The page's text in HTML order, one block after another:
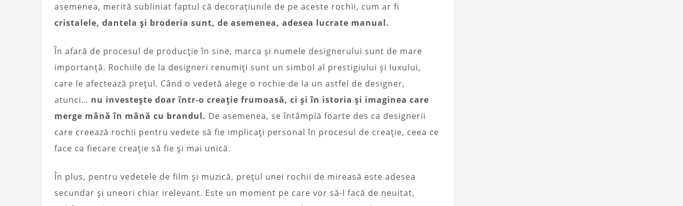
asemenea, merită subliniat faptul că decorațiunile de pe aceste rochii, cum ar fi
cristalele, dantela și broderia sunt, de asemenea, adesea lucrate manual.
În afară de procesul de producție în sine, marca și numele designerului sunt de mare
importanță. Rochiile de la designeri renumiți sunt un simbol al prestigiului și luxului,
care le afectează prețul. Când o vedetă alege o rochie de la un astfel de designer,
atunci… nu investește doar într-o creație frumoasă, ci și în istoria și imaginea care
merge mână în mână cu brandul. De asemenea, se întâmplă foarte des ca designerii
care creează rochii pentru vedete să fie implicați personal în procesul de creație, ceea ce
face ca fiecare creație să fie și mai unică.
În plus, pentru vedetele de film și muzică, prețul unei rochii de mireasă este adesea
secundar și uneori chiar irelevant. Este un moment pe care vor să-l facă de neuitat,